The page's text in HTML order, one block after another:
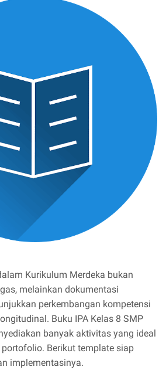
Kurikulum Merdeka bukan
melainkan dokumentasi
perkembangan kompetensi
Buku IPA Kelas 8 SMP
banyak aktivitas yang ideal
Berikut template siap
implementasinya.